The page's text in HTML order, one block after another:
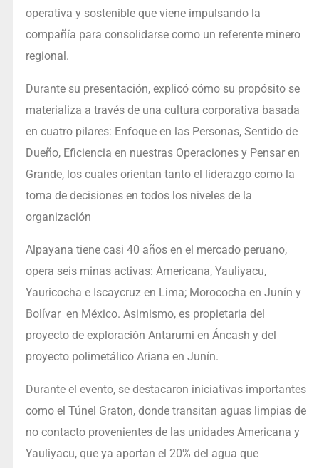
operativa y sostenible que viene impulsando la
compañía para consolidarse como un referente minero
regional.
Durante su presentación, explicó cómo su propósito se
materializa a través de una cultura corporativa basada
en cuatro pilares: Enfoque en las Personas, Sentido de
Dueño, Eficiencia en nuestras Operaciones y Pensar en
Grande, los cuales orientan tanto el liderazgo como la
toma de decisiones en todos los niveles de la
organización
Alpayana tiene casi 40 años en el mercado peruano,
opera seis minas activas: Americana, Yauliyacu,
Yauricocha e Iscaycruz en Lima; Morococha en Junín y
Bolívar en México. Asimismo, es propietaria del
proyecto de exploración Antarumi en Áncash y del
proyecto polimetálico Ariana en Junín.
Durante el evento, se destacaron iniciativas importantes
como el Túnel Graton, donde transitan aguas limpias de
no contacto provenientes de las unidades Americana y
Yauliyacu, que ya aportan el 20% del agua que